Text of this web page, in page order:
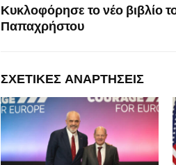
Κυκλοφόρησε το νέο βιβλίο
Παπαχρήστου
ΣΧΕΤΙΚΈΣ ΑΝΑΡΤΉΣΕΙΣ